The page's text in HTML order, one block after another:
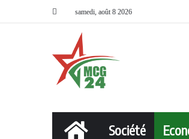
samedi, août 8 2026
AccueilSociété